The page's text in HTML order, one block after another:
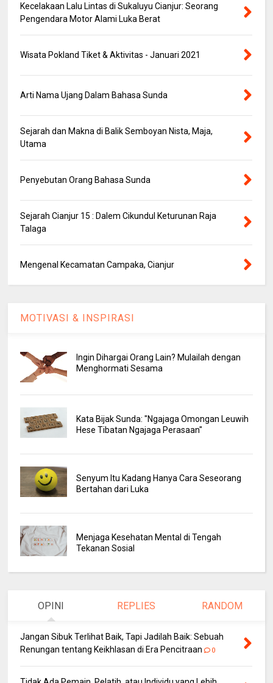
Kecelakaan Lalu Lintas di Sukaluyu Cianjur: Seorang
Pengendara Motor Alami Luka Berat
Wisata Pokland Tiket & Aktivitas - Januari 2021
Arti Nama Ujang Dalam Bahasa Sunda
Sejarah dan Makna di Balik Semboyan Nista, Maja,
Utama
Penyebutan Orang Bahasa Sunda
Sejarah Cianjur 15 : Dalem Cikundul Keturunan Raja
Talaga
Mengenal Kecamatan Campaka, Cianjur
MOTIVASI & INSPIRASI
Ingin Dihargai Orang Lain? Mulailah dengan
Menghormati Sesama
Kata Bijak Sunda: "Ngajaga Omongan Leuwih
Hese Tibatan Ngajaga Perasaan"
Senyum Itu Kadang Hanya Cara Seseorang
Bertahan dari Luka
Menjaga Kesehatan Mental di Tengah
Tekanan Sosial
OPINI REPLIES RANDOM
Jangan Sibuk Terlihat Baik, Tapi Jadilah Baik: Sebuah
Renungan tentang Keikhlasan di Era Pencitraan
0